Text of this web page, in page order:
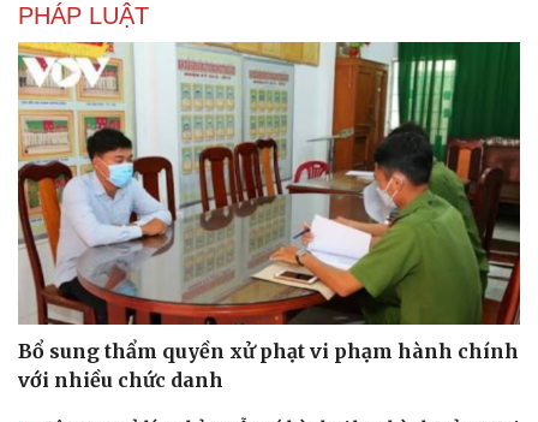
Du lịch
Tư vấn
Săn Tour
Podcast
Câu chuyện thời sự
PHÁP LUẬT
Bổ sung thẩm quyền xử phạt vi phạm hành chính
với nhiều chức danh